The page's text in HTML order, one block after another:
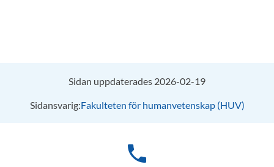
Sidan uppdaterades 2026-02-19
Sidansvarig:Fakulteten för humanvetenskap (HUV)
phone